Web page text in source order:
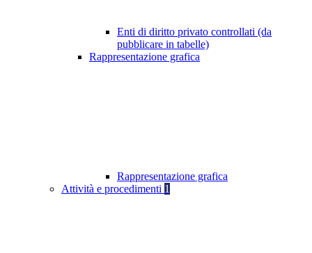
Enti di diritto privato controllati (da
pubblicare in tabelle)
Rappresentazione grafica
Rappresentazione grafica
Attività e procedimenti 1